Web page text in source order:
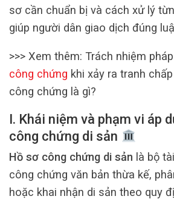
sơ cần chuẩn bị và cách xử lý
giúp người dân giao dịch đúng
>>> Xem thêm: Trách nhiệm
công chứng khi xảy ra tranh
công chứng là gì?
I. Khái niệm và phạm vi áp
công chứng di sản
Hồ sơ công chứng di sản là bộ
công chứng văn bản thừa kế,
hoặc khai nhận di sản theo quy